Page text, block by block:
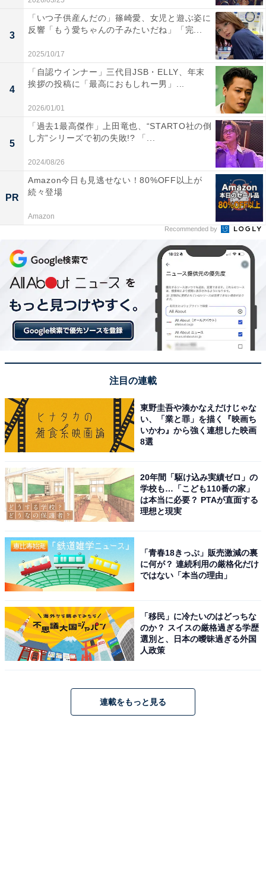
3
「いつ子供産んだの」篠崎愛、女児と遊ぶ姿に
反響「もう愛ちゃんの子みたいだね」「完...
2025/10/17
4
「自認ウインナー」三代目JSB・ELLY、年末
挨拶の投稿に「最高におもしれー男」...
2026/01/01
5
「過去1最高傑作」上田竜也、“STARTO社の倒
し方”シリーズで初の失敗!? 「...
2024/08/26
PR
Amazon今日も見逃せない！80%OFF以上が
続々登場
Amazon
Recommended by
注目の連載
東野圭吾や湊かなえだけじゃな
い、「業と罪」を描く『映画ち
いかわ』から強く連想した映画
8選
20年間「駆け込み実績ゼロ」の
学校も…「こども110番の家」
は本当に必要？ PTAが直面する
理想と現実
「青春18きっぷ」販売激減の裏
に何が？ 連続利用の厳格化だけ
ではない「本当の理由」
「移民」に冷たいのはどっちな
のか？ スイスの厳格過ぎる学歴
選別と、日本の曖昧過ぎる外国
人政策
連載をもっと見る